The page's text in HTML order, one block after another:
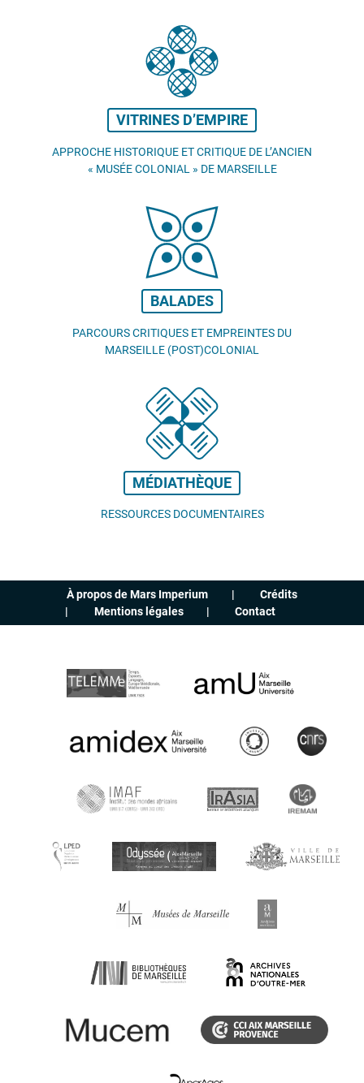
VITRINES D’EMPIRE
APPROCHE HISTORIQUE ET CRITIQUE DE L’ANCIEN
« MUSÉE COLONIAL » DE MARSEILLE
BALADES
PARCOURS CRITIQUES ET EMPREINTES DU
MARSEILLE (POST)COLONIAL
MÉDIATHÈQUE
RESSOURCES DOCUMENTAIRES
À propos de Mars Imperium
Crédits
Mentions légales
Contact